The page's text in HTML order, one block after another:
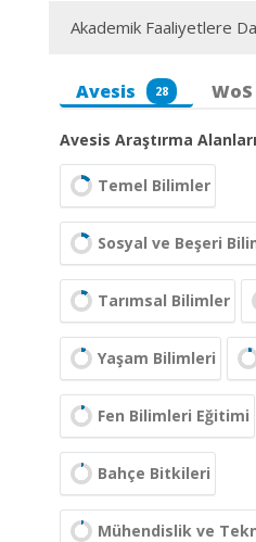
Akademik Faaliyetlere
Avesis 28 WoS
Avesis Araştırma Alanları
Temel Bilimler
Sosyal ve Beşeri
Tarımsal Bilimler
Yaşam Bilimleri
Fen Bilimleri Eğitimi
Bahçe Bitkileri
Mühendislik ve